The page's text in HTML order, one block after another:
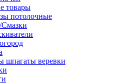
товары
потолочные
шпагаты веревки